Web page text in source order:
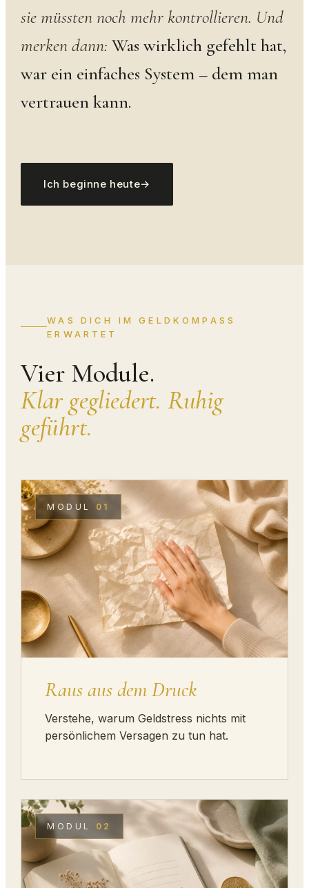
sie müssten noch mehr kontrollieren. Und
merken dann: Was wirklich gefehlt hat,
war ein einfaches System – dem man
vertrauen kann.
Ich beginne heute→
WAS DICH IM GELDKOMPASS
ERWARTET
Vier Module.
Klar gegliedert. Ruhig
geführt.
MODUL 01
Raus aus dem Druck
Verstehe, warum Geldstress nichts mit
persönlichem Versagen zu tun hat.
MODUL 02